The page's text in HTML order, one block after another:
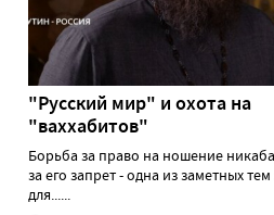
"Русский мир" и охота на
"ваххабитов"
Борьба за право на ношение
за его запрет - одна из заметных
для......